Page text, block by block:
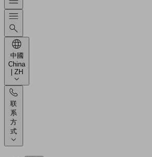
中國
China
| ZH
联
系
方
式